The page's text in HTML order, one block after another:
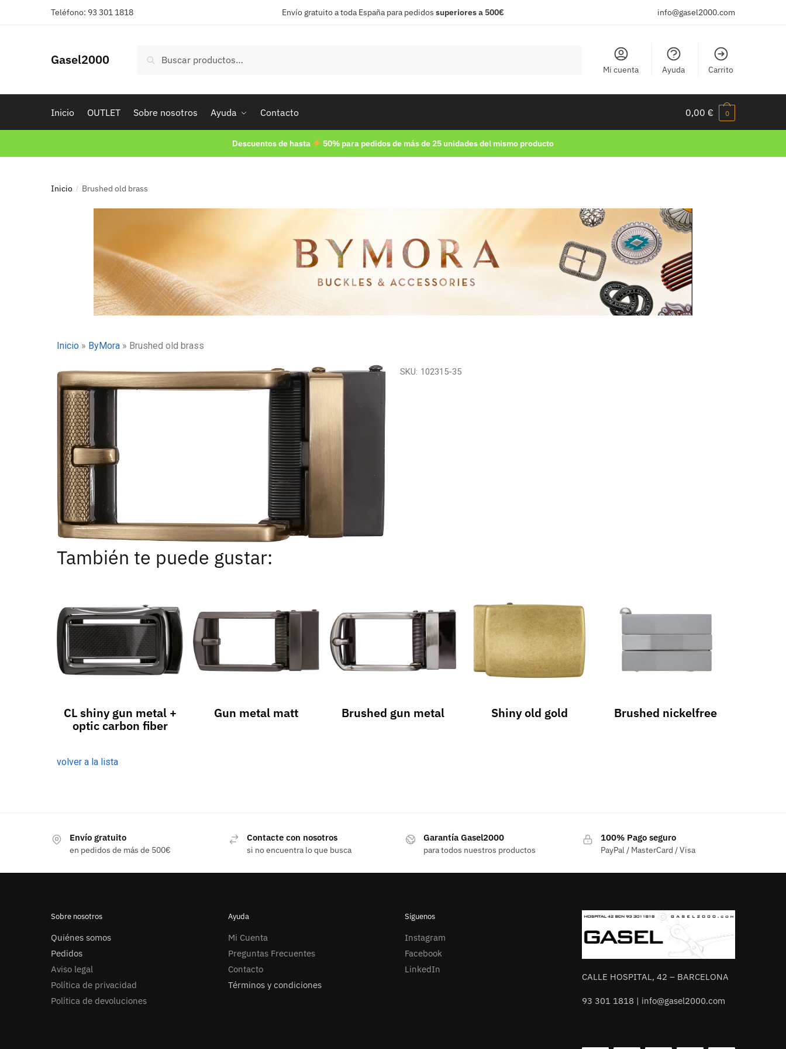
Teléfono: 93 301 1818 Envío gratuito a toda España para pedidos superiores a 500€ info@gasel2000.com
Gasel2000 Buscar
Mi cuenta Ayuda Carrito
Inicio OUTLET Sobre nosotros Ayuda Contacto 0,00 € 0
Descuentos de hasta 50% para pedidos de más de 25 unidades del mismo producto
Inicio / Brushed old brass
Inicio » ByMora » Brushed old brass
SKU: 102315-35
También te puede gustar:
CL shiny gun metal +
optic carbon fiber
Gun metal matt Brushed gun metal Shiny old gold Brushed nickelfree
volver a la lista
Envío gratuito
en pedidos de más de 500€
Contacte con nosotros
si no encuentra lo que busca
Garantía Gasel2000
para todos nuestros productos
100% Pago seguro
PayPal / MasterCard / Visa
Sobre nosotros
Quiénes somos
Pedidos
Aviso legal
Política de privacidad
Política de devoluciones
Ayuda
Mi Cuenta
Preguntas Frecuentes
Contacto
Términos y condiciones
Síguenos
Instagram
Facebook
LinkedIn
CALLE HOSPITAL, 42 – BARCELONA
93 301 1818 | info@gasel2000.com